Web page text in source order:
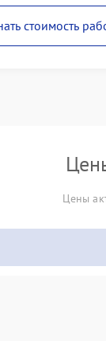
стоимость
Цены